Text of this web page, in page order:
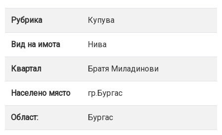
Рубрика Купува
Вид на имота Нива
Квартал Братя Миладинови
Населено място гр.Бургас
Област: Бургас